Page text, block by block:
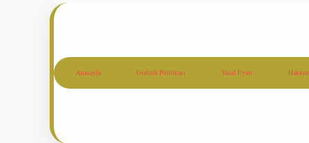
Anasayfa Gizlilik Politikası Yasal Uyarı